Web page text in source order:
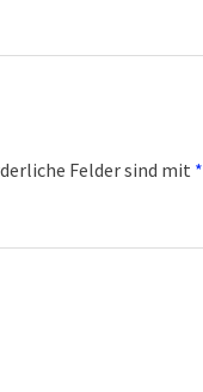
Felder sind mit *